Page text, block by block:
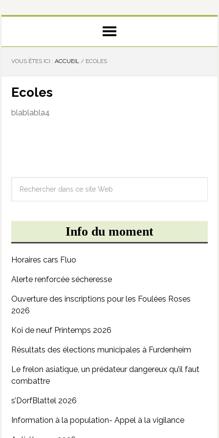
VOUS ÊTES ICI :ACCUEIL / ECOLES
Ecoles
blablabla4
Info du moment
Horaires cars Fluo
Alerte renforcée sécheresse
Ouverture des inscriptions pour les Foulées Roses
2026
Koi de neuf Printemps 2026
Résultats des élections municipales à Furdenheim
Le frelon asiatique, un prédateur dangereux qu’il faut
combattre
s’DorfBlattel 2026
Information à la population- Appel à la vigilance